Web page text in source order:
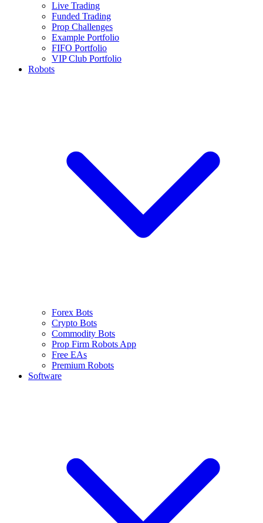
Live Trading
Funded Trading
Prop Challenges
Example Portfolio
FIFO Portfolio
VIP Club Portfolio
Robots
Forex Bots
Crypto Bots
Commodity Bots
Prop Firm Robots App
Free EAs
Premium Robots
Software